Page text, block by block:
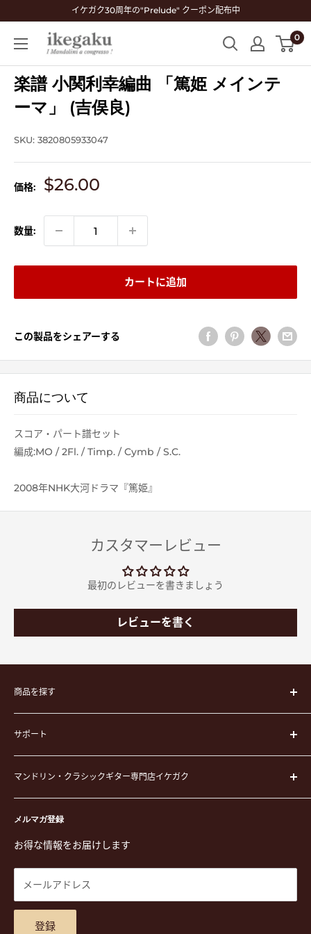
ン
イケガク30周年の"Prelude" クーポン配布中
Mandolin
&
Guitar
Shop
ikegaku
0
楽譜 小関利幸編曲 「篤姫 メインテ
ーマ」 (吉俣良)
SKU: 3820805933047
価格:
販
価
格
$26.00
数量:
カートに追加
この製品をシェアーする
商品について
スコア・パート譜セット
編成:MO / 2Fl. / Timp. / Cymb / S.C.
2008年NHK大河ドラマ『篤姫』
カスタマーレビュー
最初のレビューを書きましょう
レビューを書く
商品を探す
楽器
楽器ケース
弦
ピック
演奏用品
ステーショナリー&アクセサリー
楽譜
DVD
チケット
楽器レンタル
サポート
運営会社
イケガクについて
お買い物ガイド
特定商取引法に基づく表示
プライバシーポリシー
商品検索
お問合せ
アクセスマップ
メルマガ登録
お得な情報をお届けします
メールアドレス
登録
マンドリン・クラシックギター専門店イケガク
〒171-0021 東京都豊島区西池袋3-23-5 芦沢ビル2F
TEL. 03-5952-1391 / FAX. 03-5952-1392
営業時間 月-水,金,土 11:00-19:00 / 日,祝 11:00-18:00 (木曜定
休)